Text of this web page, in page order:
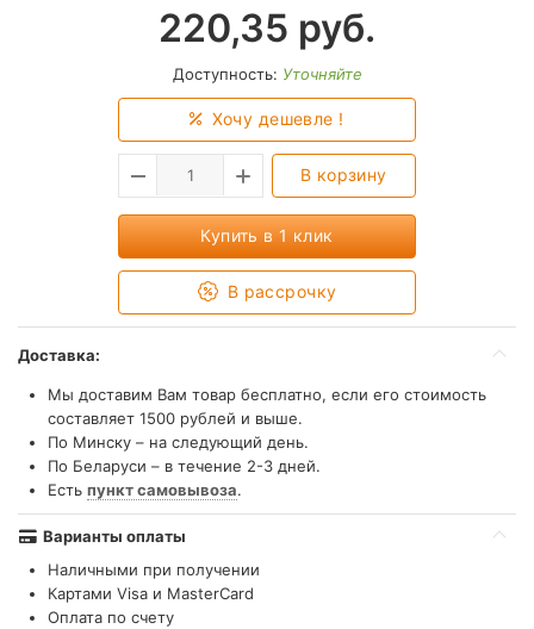
220,35 руб.
Доступность: Уточняйте
Хочу дешевле !
В корзину
Купить в 1 клик
В рассрочку
Доставка:
Мы доставим Вам товар бесплатно, если его стоимость
составляет 1500 рублей и выше.
По Минску – на следующий день.
По Беларуси – в течение 2-3 дней.
Есть пункт самовывоза.
Варианты оплаты
Наличными при получении
Картами Visa и MasterCard
Оплата по счету